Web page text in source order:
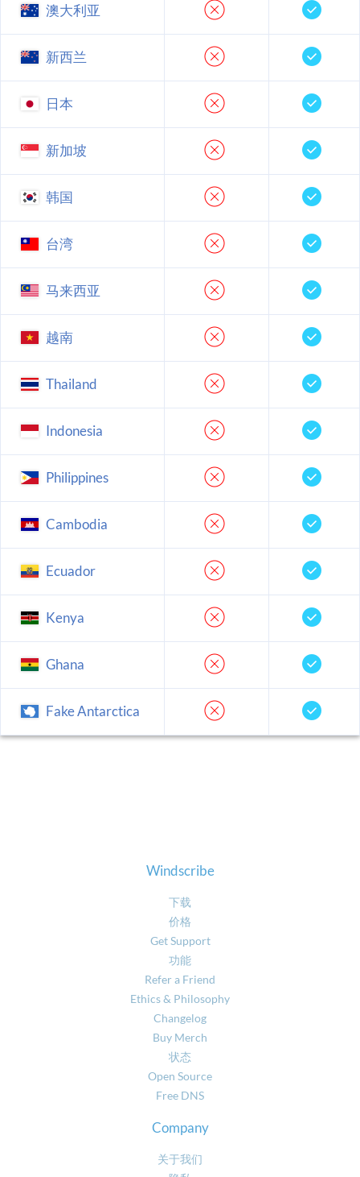
澳大利亚
新西兰
日本
新加坡
韩国
台湾
马来西亚
越南
Thailand
Indonesia
Philippines
Cambodia
Ecuador
Kenya
Ghana
Fake Antarctica
Windscribe
下载
价格
Get Support
功能
Refer a Friend
Ethics & Philosophy
Changelog
Buy Merch
状态
Open Source
Free DNS
Company
关于我们